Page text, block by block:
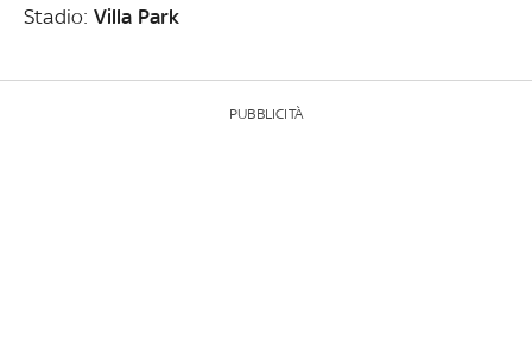
Stadio: Villa Park
PUBBLICITÀ